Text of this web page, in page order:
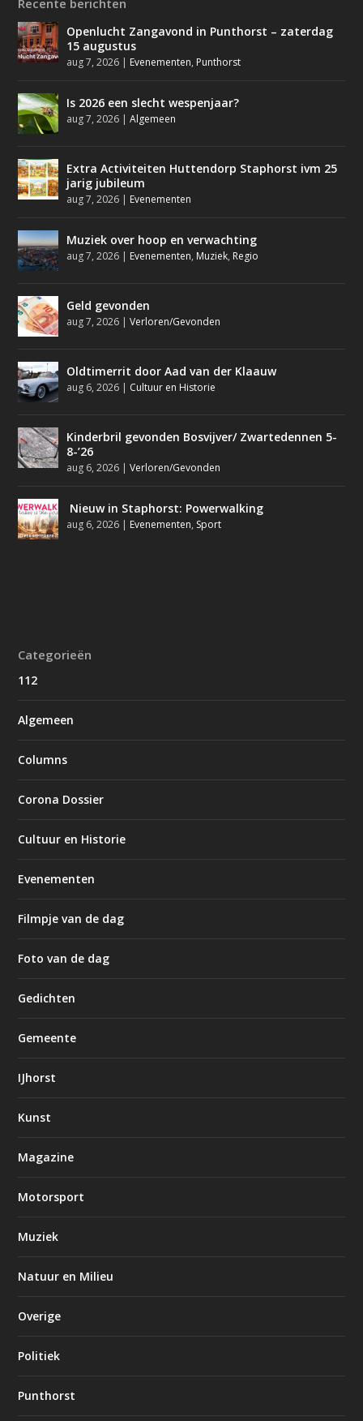
Openlucht Zangavond in Punthorst – zaterdag
15 augustus
aug 7, 2026 | Evenementen, Punthorst
Is 2026 een slecht wespenjaar?
aug 7, 2026 |Algemeen
Extra Activiteiten Huttendorp Staphorst ivm 25
jarig jubileum
aug 7, 2026 | Evenementen
Muziek over hoop en verwachting
aug 7, 2026 | Evenementen, Muziek, Regio
Geld gevonden
aug 7, 2026 |Verloren/Gevonden
Oldtimerrit door Aad van der Klaauw
aug 6, 2026 | Cultuur en Historie
Kinderbril gevonden Bosvijver/ Zwartedennen 5-
8-’26
aug 6, 2026 |Verloren/Gevonden
Nieuw in Staphorst: Powerwalking
aug 6, 2026 | Evenementen, Sport
Categorieën
112
Algemeen
Columns
Corona Dossier
Cultuur en Historie
Evenementen
Filmpje van de dag
Foto van de dag
Gedichten
Gemeente
IJhorst
Kunst
Magazine
Motorsport
Muziek
Natuur en Milieu
Overige
Politiek
Punthorst